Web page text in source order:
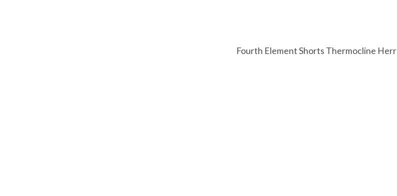
Fourth Element Shorts Thermocline Herr